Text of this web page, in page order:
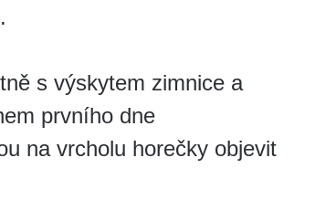
s výskytem zimnice a
prvního dne
na vrcholu horečky objevit